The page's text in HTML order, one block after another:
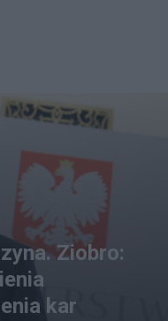
Ziobro:
kar